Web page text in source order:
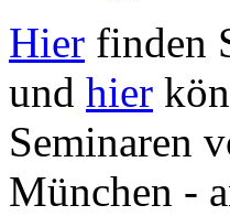
Hier finden
und hier
Seminaren
München -